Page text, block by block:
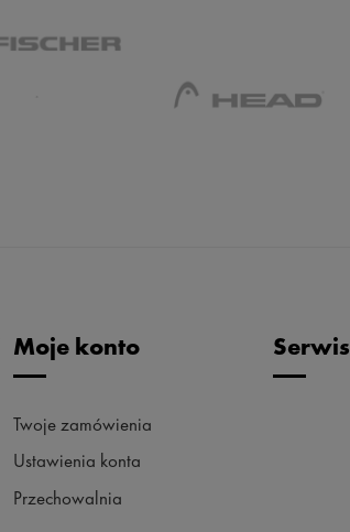
Moje konto
Twoje zamówienia
Ustawienia konta
Przechowalnia
Serwis